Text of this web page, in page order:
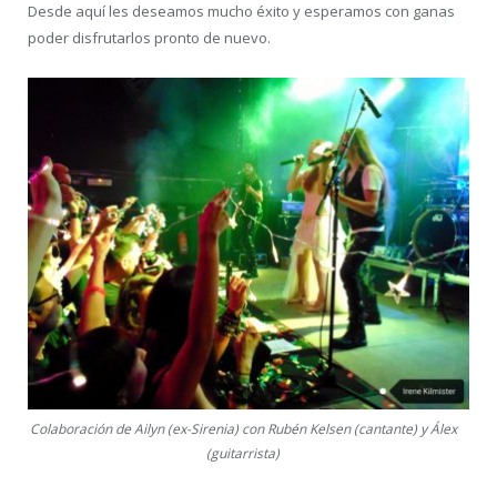
Desde aquí les deseamos mucho éxito y esperamos con ganas
poder disfrutarlos pronto de nuevo.
Colaboración de Ailyn (ex-Sirenia) con Rubén Kelsen (cantante) y Álex
(guitarrista)